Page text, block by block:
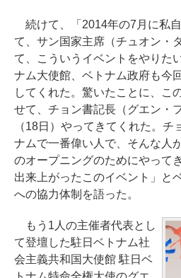
続けて、「2014年の7月に私
て、サン国家主席（チュオン・
て、こういうイベントをやりた
ナム大使館、ベトナム政府も今
してくれた。驚いたことに、こ
せて、チョン書記長（グエン・
（18日）やってきてくれた。チ
ナムで一番偉い人で、そんな人
のオープニングのためにやって
出来上がったこのイベント」と
への協力体制を語った。
もう1人の主催者代表とし
て登壇した駐日ベトナム社
会主義共和国大使館 駐日ベ